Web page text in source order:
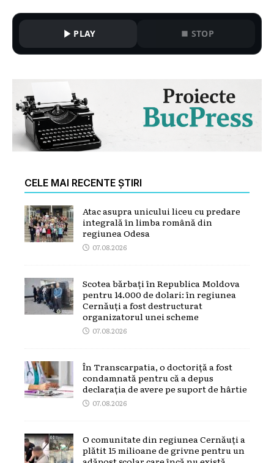
PLAY STOP
CELE MAI RECENTE ȘTIRI
Atac asupra unicului liceu cu predare
integrală în limba română din
regiunea Odesa
07.08.2026
Scotea bărbați în Republica Moldova
pentru 14.000 de dolari: în regiunea
Cernăuți a fost destructurat
organizatorul unei scheme
07.08.2026
În Transcarpatia, o doctoriță a fost
condamnată pentru că a depus
declarația de avere pe suport de hârtie
07.08.2026
O comunitate din regiunea Cernăuți a
plătit 15 milioane de grivne pentru un